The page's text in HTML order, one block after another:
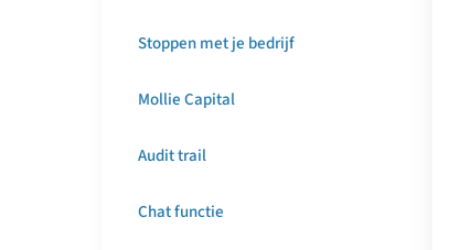
Stoppen met je bedrijf
Mollie Capital
Audit trail
Chat functie